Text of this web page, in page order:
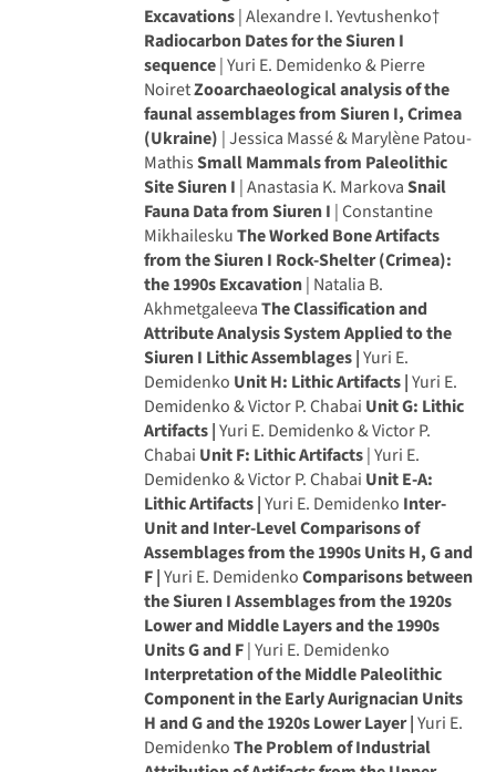
Excavations| Alexandre I. Yevtushenko†
Radiocarbon Dates for the Siuren I
sequence| Yuri E. Demidenko & Pierre
NoiretZooarchaeological analysis of the
faunal assemblages from Siuren I, Crimea
(Ukraine) | Jessica Massé & Marylène Patou-
MathisSmall Mammals from Paleolithic
Site Siuren I | Anastasia K. MarkovaSnail
Fauna Data from Siuren I | Constantine
MikhaileskuThe Worked Bone Artifacts
from the Siuren I Rock-Shelter (Crimea):
the 1990s Excavation| Natalia B.
AkhmetgaleevaThe Classification and
Attribute Analysis System Applied to the
Siuren I Lithic Assemblages |Yuri E.
Demidenko Unit H: Lithic Artifacts |Yuri E.
Demidenko & Victor P. Chabai Unit G: Lithic
Artifacts |Yuri E. Demidenko & Victor P.
Chabai Unit F: Lithic Artifacts| Yuri E.
Demidenko & Victor P. Chabai Unit E-A:
Lithic Artifacts |Yuri E. Demidenko Inter-
Unit and Inter-Level Comparisons of
Assemblages from the 1990s Units H, G and
F |Yuri E. DemidenkoComparisons between
the Siuren I Assemblages from the 1920s
Lower and Middle Layers and the 1990s
Units G and F| Yuri E. Demidenko
Interpretation of the Middle Paleolithic
Component in the Early Aurignacian Units
H and G and the 1920s Lower Layer |Yuri E.
DemidenkoThe Problem of Industrial